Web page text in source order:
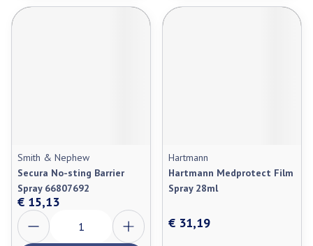
Smith & Nephew
Secura No-sting Barrier
Spray 66807692
€ 15,13
Aantal
Hartmann
Hartmann Medprotect Film
Spray 28ml
€ 31,19